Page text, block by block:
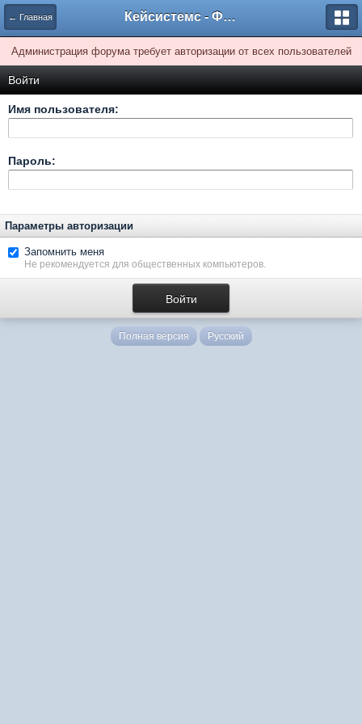
← Главная Кейсистемс - Форумы
Администрация форума требует авторизации от всех пользователей
Войти
Имя пользователя:
Пароль:
Параметры авторизации
Запомнить меня
Не рекомендуется для общественных компьютеров.
Полная версия Русский